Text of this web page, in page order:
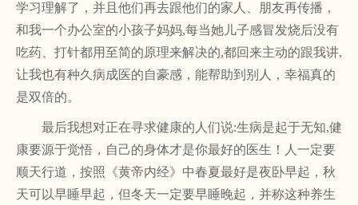
学习理解了，并且他们再去跟他们的家人、朋友再传播，
和我一个办公室的小孩子妈妈,每当她儿子感冒发烧后没有
吃药、打针都用至简的原理来解决的,都回来主动的跟我讲,
让我也有种久病成医的自豪感，能帮助到别人，幸福真的
是双倍的。
最后我想对正在寻求健康的人们说:生病是起于无知,健
康要源于觉悟，自己的身体才是你最好的医生！人一定要
顺天行道，按照《黄帝内经》中春夏最好是夜卧早起，秋
天可以早睡早起，但冬天一定要早睡晚起，并称这种养生